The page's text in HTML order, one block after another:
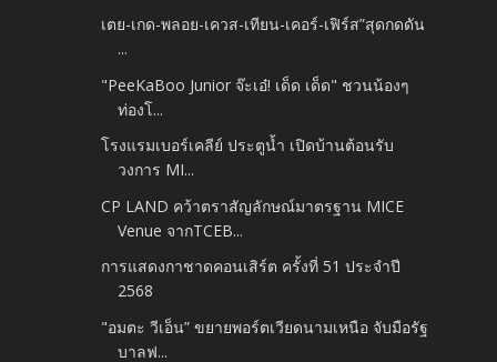
เตย-เกด-พลอย-เควส-เทียน-เคอร์-เฟิร์ส”สุดกดดัน
...
"PeeKaBoo Junior จ๊ะเอ๋! เด็ด เด็ด" ชวนน้องๆ
ท่องโ...
โรงแรมเบอร์เคลีย์ ประตูน้ำ เปิดบ้านต้อนรับ
วงการ MI...
CP LAND คว้าตราสัญลักษณ์มาตรฐาน MICE
Venue จากTCEB...
การแสดงกาชาดคอนเสิร์ต ครั้งที่ 51 ประจำปี
2568
"อมตะ วีเอ็น” ขยายพอร์ตเวียดนามเหนือ จับมือรัฐ
บาลฟ...